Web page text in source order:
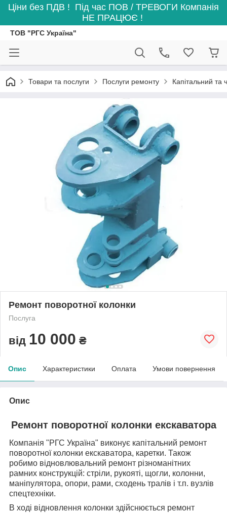
Ціни без ПДВ ! Під час ПОВ / ТРЕВОГИ Компанія
НЕ ПРАЦЮЄ !
ТОВ "РГС Україна"
Товари та послуги Послуги ремонту Капітальний та
Ремонт поворотної колонки
Послуга
від 10 000 ₴
Опис Характеристики Оплата Умови повернення
Опис
Ремонт поворотної колонки екскаватора
Компанія "РГС Україна" виконує капітальний ремонт
поворотної колонки екскаватора, каретки. Також
робимо відновлювальний ремонт різноманітних
рамних конструкцій: стріли, рукояті, щогли, колонни,
маніпулятора, опори, рами, сходень тралів і т.п. вузлів
спецтехніки.
В ході відновлення колонки здійснюється ремонт